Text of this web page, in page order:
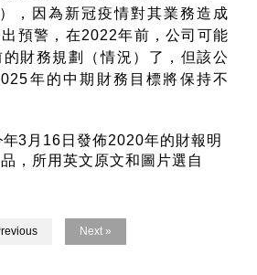
），因為新冠疫情對其業務造成
預警，在2022年前，公司可能
財務規劃（情況）了，但該公
年的中期財務目標將保持不
年3 月 16 日發佈2020年的財報明
，所用英文原文和圖片選自
Next »